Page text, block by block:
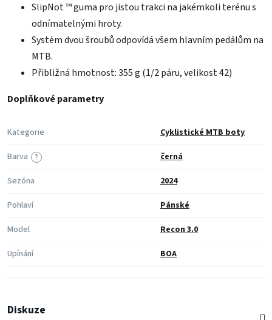
SlipNot ™ guma pro jistou trakci na jakémkoli terénu s
odnímatelnými hroty.
Systém dvou šroubů odpovídá všem hlavním pedálům na
MTB.
Přibližná hmotnost: 355 g (1/2 páru, velikost 42)
Doplňkové parametry
Kategorie Cyklistické MTB boty
?
Barva
černá
Sezóna
2024
Pohlaví
Pánské
Model
Recon 3.0
Upínání
BOA
Diskuze